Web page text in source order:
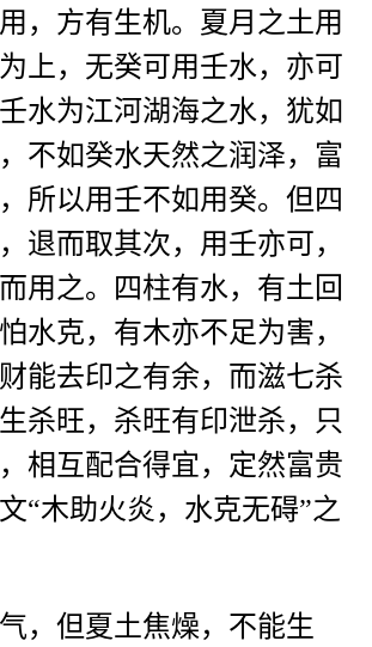
，方有生机。夏月之土用
上，无癸可用壬水，亦可
水为江河湖海之水，犹如
不如癸水天然之润泽，富
所以用壬不如用癸。但四
退而取其次，用壬亦可，
用之。四柱有水，有土回
水克，有木亦不足为害，
能去印之有余，而滋七杀
杀旺，杀旺有印泄杀，只
相互配合得宜，定然富贵
“木助火炎，水克无碍”之
，但夏土焦燥，不能生